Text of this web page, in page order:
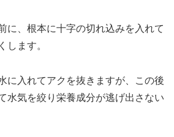
に、根本に十字の切れ込みを入れて
します。
に入れてアクを抜きますが、この後
水気を絞り栄養成分が逃げ出さない